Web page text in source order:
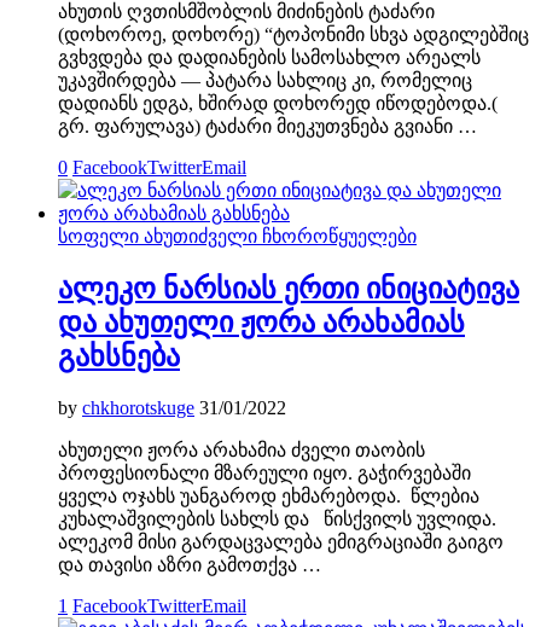
ახუთის ღვთისმშობლის მიძინების ტაძარი
(დოხოროე, დოხორე) “ტოპონიმი სხვა ადგილებშიც
გვხვდება და დადიანების სამოსახლო არეალს
უკავშირდება — პატარა სახლიც კი, რომელიც
დადიანს ედგა, ხშირად დოხორედ იწოდებოდა.(
გრ. ფარულავა) ტაძარი მიეკუთვნება გვიანი …
0 FacebookTwitterEmail
სოფელი ახუთიძველი ჩხოროწყუელები
ალეკო ნარსიას ერთი ინიციატივა
და ახუთელი ჟორა არახამიას
გახსნება
by chkhorotskuge 31/01/2022
ახუთელი ჟორა არახამია ძველი თაობის
პროფესიონალი მზარეული იყო. გაჭირვებაში
ყველა ოჯახს უანგაროდ ეხმარებოდა. წლებია
კუხალაშვილების სახლს და წისქვილს უვლიდა.
ალეკომ მისი გარდაცვალება ემიგრაციაში გაიგო
და თავისი აზრი გამოთქვა …
1 FacebookTwitterEmail